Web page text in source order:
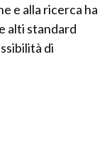
e alla ricerca ha
alti standard
di